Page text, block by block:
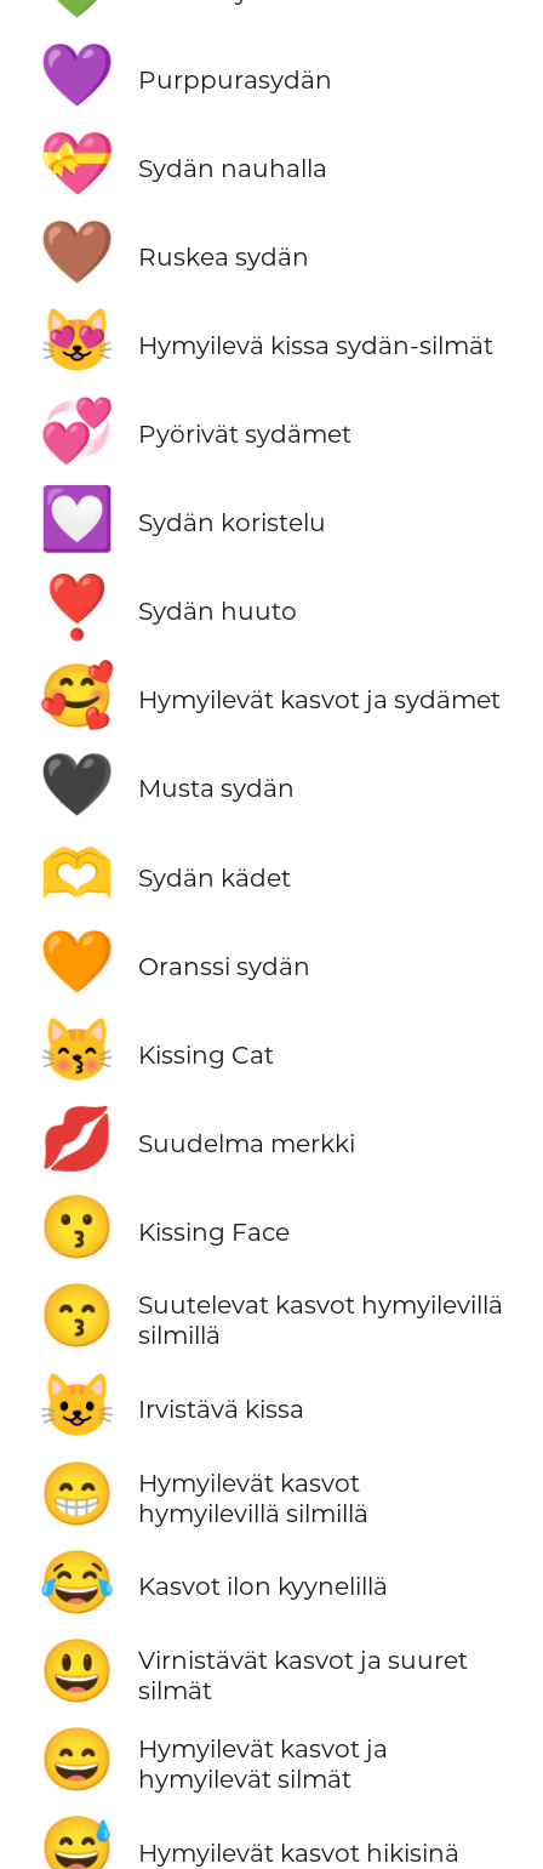
💜 Purppurasydän
💝 Sydän nauhalla
🤎 Ruskea sydän
😻 Hymyilevä kissa sydän-silmät
💞 Pyörivät sydämet
💟 Sydän koristelu
❣️ Sydän huuto
🥰 Hymyilevät kasvot ja sydämet
🖤 Musta sydän
🫶 Sydän kädet
🧡 Oranssi sydän
😽 Kissing Cat
💋 Suudelma merkki
😗 Kissing Face
😙
Suutelevat kasvot hymyilevillä
silmillä
😺 Irvistävä kissa
😁
Hymyilevät kasvot
hymyilevillä silmillä
😂 Kasvot ilon kyynelillä
😃
Virnistävät kasvot ja suuret
silmät
😄
Hymyilevät kasvot ja
hymyilevät silmät
😅 Hymyilevät kasvot hikisinä